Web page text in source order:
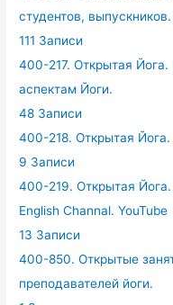
студентов,
111 Записи
400-217. Открытая
аспектам Йоги.
48 Записи
400-218. Открытая Йога.
9 Записи
400-219. Открытая Йога.
English Channal. YouTube
13 Записи
400-850. Открытые
преподавателей йоги.